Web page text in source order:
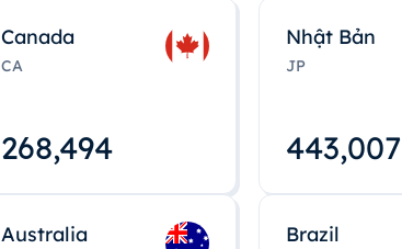
Canada
CA
268,495
Nhật Bản
JP
443,008
Australia Brazil